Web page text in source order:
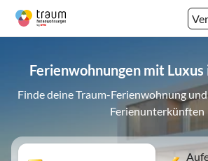
Ferienwohnungen mit
Finde deine Traum-Ferienwohnung
Ferienunterkünften